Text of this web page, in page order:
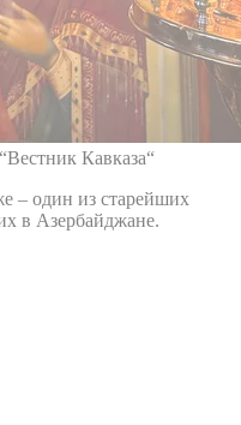
Кавказа“
– один из старейших
в Азербайджане.